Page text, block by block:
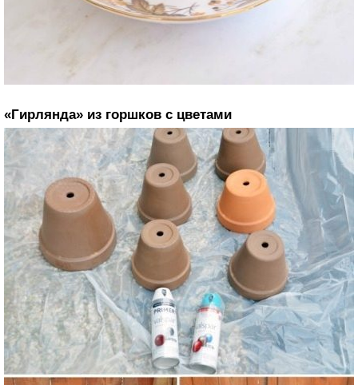
«Гирлянда» из горшков с цветами